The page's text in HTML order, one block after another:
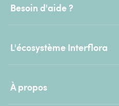
Besoin d'aide ?
L'écosystème Interflora
À propos